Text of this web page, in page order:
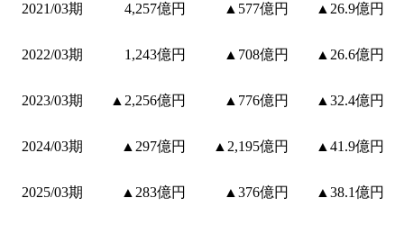
2021/03期 4,257億円 ▲577億円 ▲26.9億円
2022/03期 1,243億円 ▲708億円 ▲26.6億円
2023/03期 ▲2,256億円 ▲776億円 ▲32.4億円
2024/03期 ▲297億円 ▲2,195億円 ▲41.9億円
2025/03期 ▲283億円 ▲376億円 ▲38.1億円